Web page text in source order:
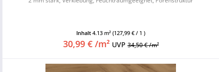
Inhalt 4.13 m² (127,99 € / 1 )
30,99 € /m² UVP34,50 € /m²